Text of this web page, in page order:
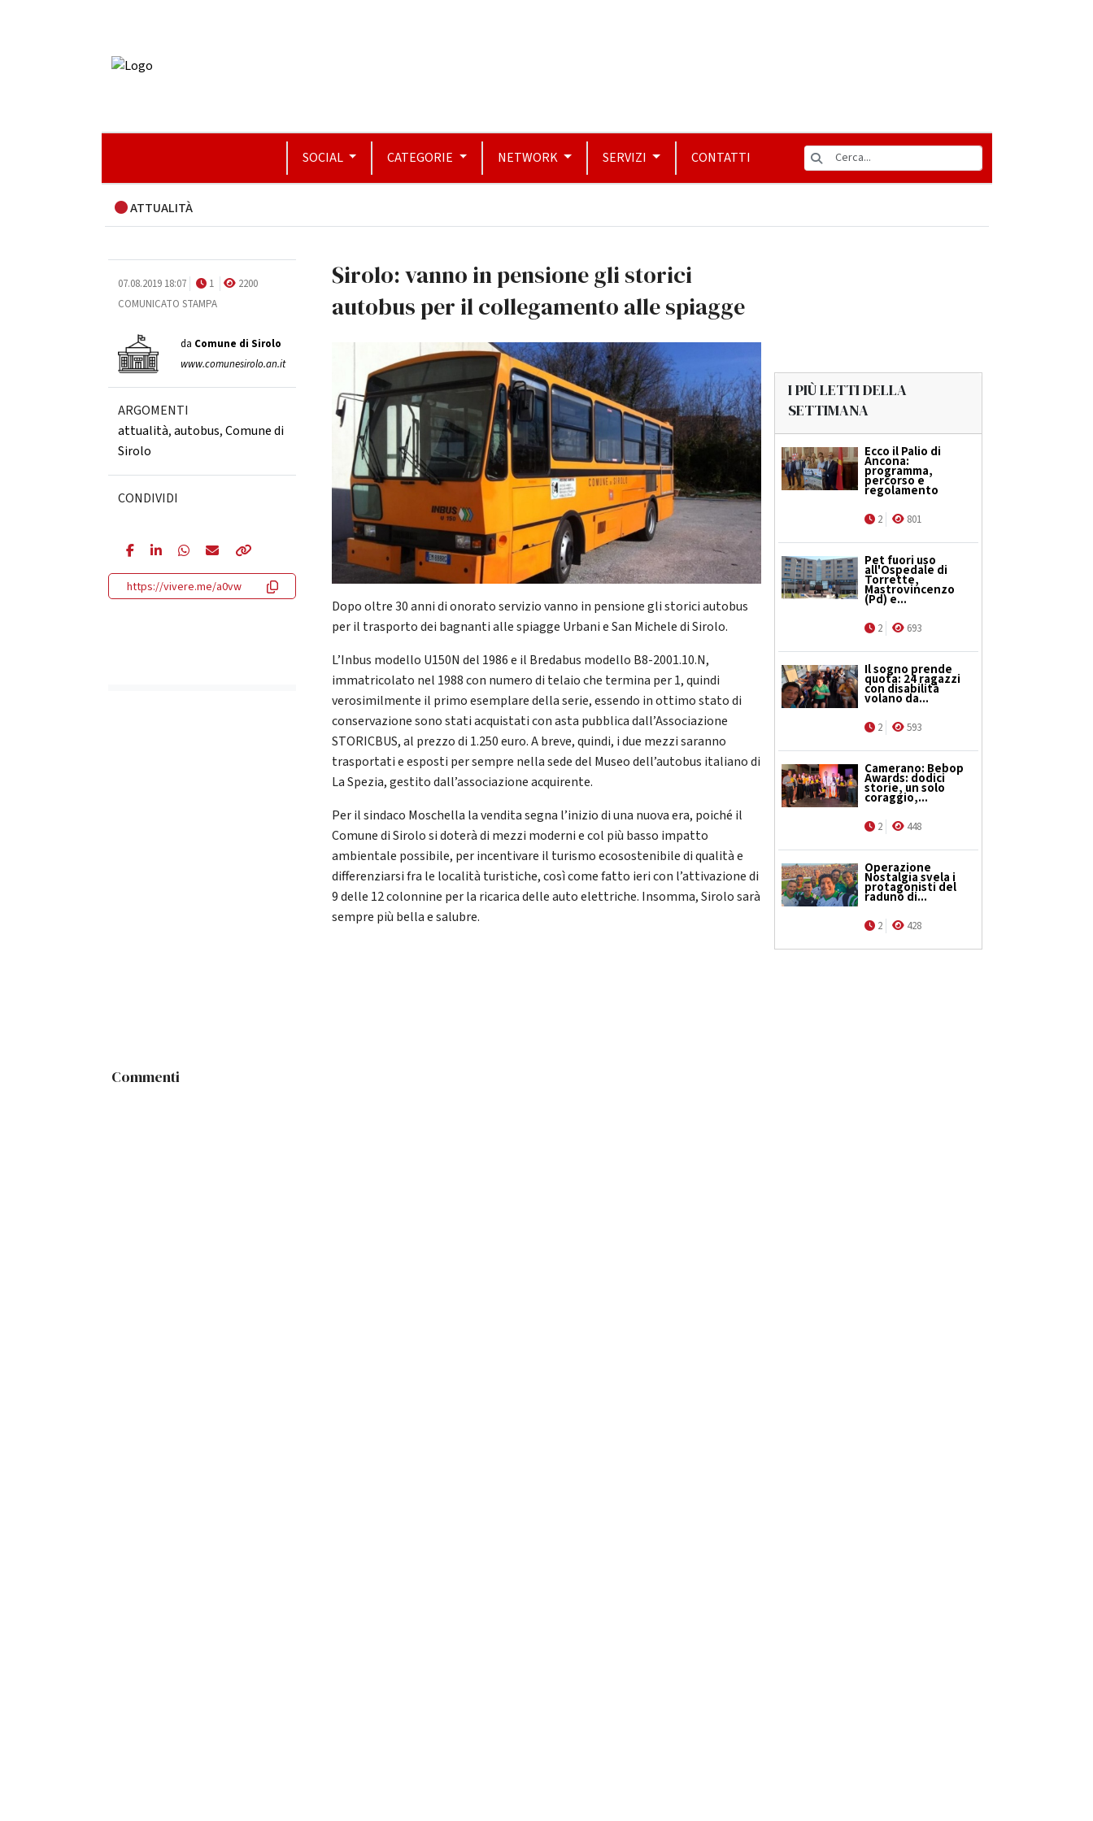
SOCIAL CATEGORIE NETWORK SERVIZI CONTATTI
ATTUALITÀ
07.08.2019 18:07 1
2200
COMUNICATO STAMPA
da Comune di Sirolo
www.comunesirolo.an.it
ARGOMENTI
attualità,autobus,Comune di
Sirolo
CONDIVIDI
https://vivere.me/a0vw
Sirolo: vanno in pensione gli storici
autobus per il collegamento alle spiagge
Dopo oltre 30 anni di onorato servizio vanno in pensione gli storici autobus
per il trasporto dei bagnanti alle spiagge Urbani e San Michele di Sirolo.
L’Inbus modello U150N del 1986 e il Bredabus modello B8-2001.10.N,
immatricolato nel 1988 con numero di telaio che termina per 1, quindi
verosimilmente il primo esemplare della serie, essendo in ottimo stato di
conservazione sono stati acquistati con asta pubblica dall’Associazione
STORICBUS, al prezzo di 1.250 euro. A breve, quindi, i due mezzi saranno
trasportati e esposti per sempre nella sede del Museo dell’autobus italiano di
La Spezia, gestito dall’associazione acquirente.
Per il sindaco Moschella la vendita segna l’inizio di una nuova era, poiché il
Comune di Sirolo si doterà di mezzi moderni e col più basso impatto
ambientale possibile, per incentivare il turismo ecosostenibile di qualità e
differenziarsi fra le località turistiche, così come fatto ieri con l’attivazione di
9 delle 12 colonnine per la ricarica delle auto elettriche. Insomma, Sirolo sarà
sempre più bella e salubre.
I PIÙ LETTI DELLA
SETTIMANA
Ecco il Palio di
Ancona:
programma,
percorso e
regolamento
2 801
Pet fuori uso
all'Ospedale di
Torrette,
Mastrovincenzo
(Pd) e...
2 693
Il sogno prende
quota: 24 ragazzi
con disabilità
volano da...
2 593
Camerano: Bebop
Awards: dodici
storie, un solo
coraggio,...
2 448
Operazione
Nostalgia svela i
protagonisti del
raduno di...
2 428
Commenti